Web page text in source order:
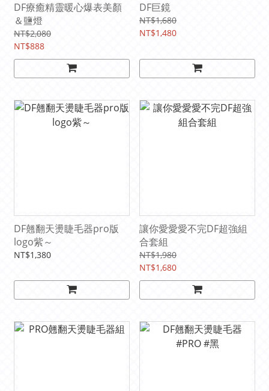
DF療癒精靈暖心爆表美顏
＆鹽燈
NT$2,080
NT$888
DF巨鏡
NT$1,680
NT$1,480
DF翹翻天燙睫毛器pro版
logo紫～
NT$1,380
讓你愛愛愛不完DF超強組
合套組
NT$1,980
NT$1,680